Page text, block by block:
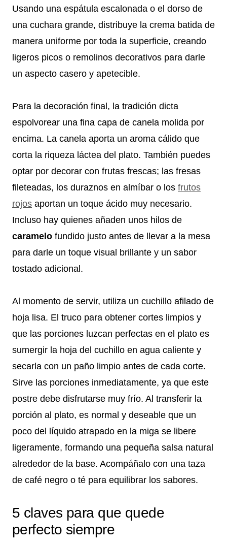
Usando una espátula escalonada o el dorso de
una cuchara grande, distribuye la crema batida de
manera uniforme por toda la superficie, creando
ligeros picos o remolinos decorativos para darle
un aspecto casero y apetecible.
Para la decoración final, la tradición dicta
espolvorear una fina capa de canela molida por
encima. La canela aporta un aroma cálido que
corta la riqueza láctea del plato. También puedes
optar por decorar con frutas frescas; las fresas
fileteadas, los duraznos en almíbar o los frutos
rojos aportan un toque ácido muy necesario.
Incluso hay quienes añaden unos hilos de
caramelo fundido justo antes de llevar a la mesa
para darle un toque visual brillante y un sabor
tostado adicional.
Al momento de servir, utiliza un cuchillo afilado de
hoja lisa. El truco para obtener cortes limpios y
que las porciones luzcan perfectas en el plato es
sumergir la hoja del cuchillo en agua caliente y
secarla con un paño limpio antes de cada corte.
Sirve las porciones inmediatamente, ya que este
postre debe disfrutarse muy frío. Al transferir la
porción al plato, es normal y deseable que un
poco del líquido atrapado en la miga se libere
ligeramente, formando una pequeña salsa natural
alrededor de la base. Acompáñalo con una taza
de café negro o té para equilibrar los sabores.
5 claves para que quede
perfecto siempre